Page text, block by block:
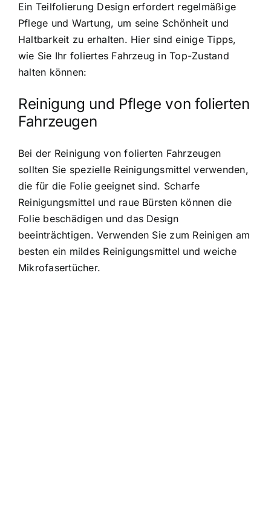
Ein Teilfolierung Design erfordert regelmäßige
Pflege und Wartung, um seine Schönheit und
Haltbarkeit zu erhalten. Hier sind einige Tipps,
wie Sie Ihr foliertes Fahrzeug in Top-Zustand
halten können:
Reinigung und Pflege von folierten
Fahrzeugen
Bei der Reinigung von folierten Fahrzeugen
sollten Sie spezielle Reinigungsmittel verwenden,
die für die Folie geeignet sind. Scharfe
Reinigungsmittel und raue Bürsten können die
Folie beschädigen und das Design
beeinträchtigen. Verwenden Sie zum Reinigen am
besten ein mildes Reinigungsmittel und weiche
Mikrofasertücher.